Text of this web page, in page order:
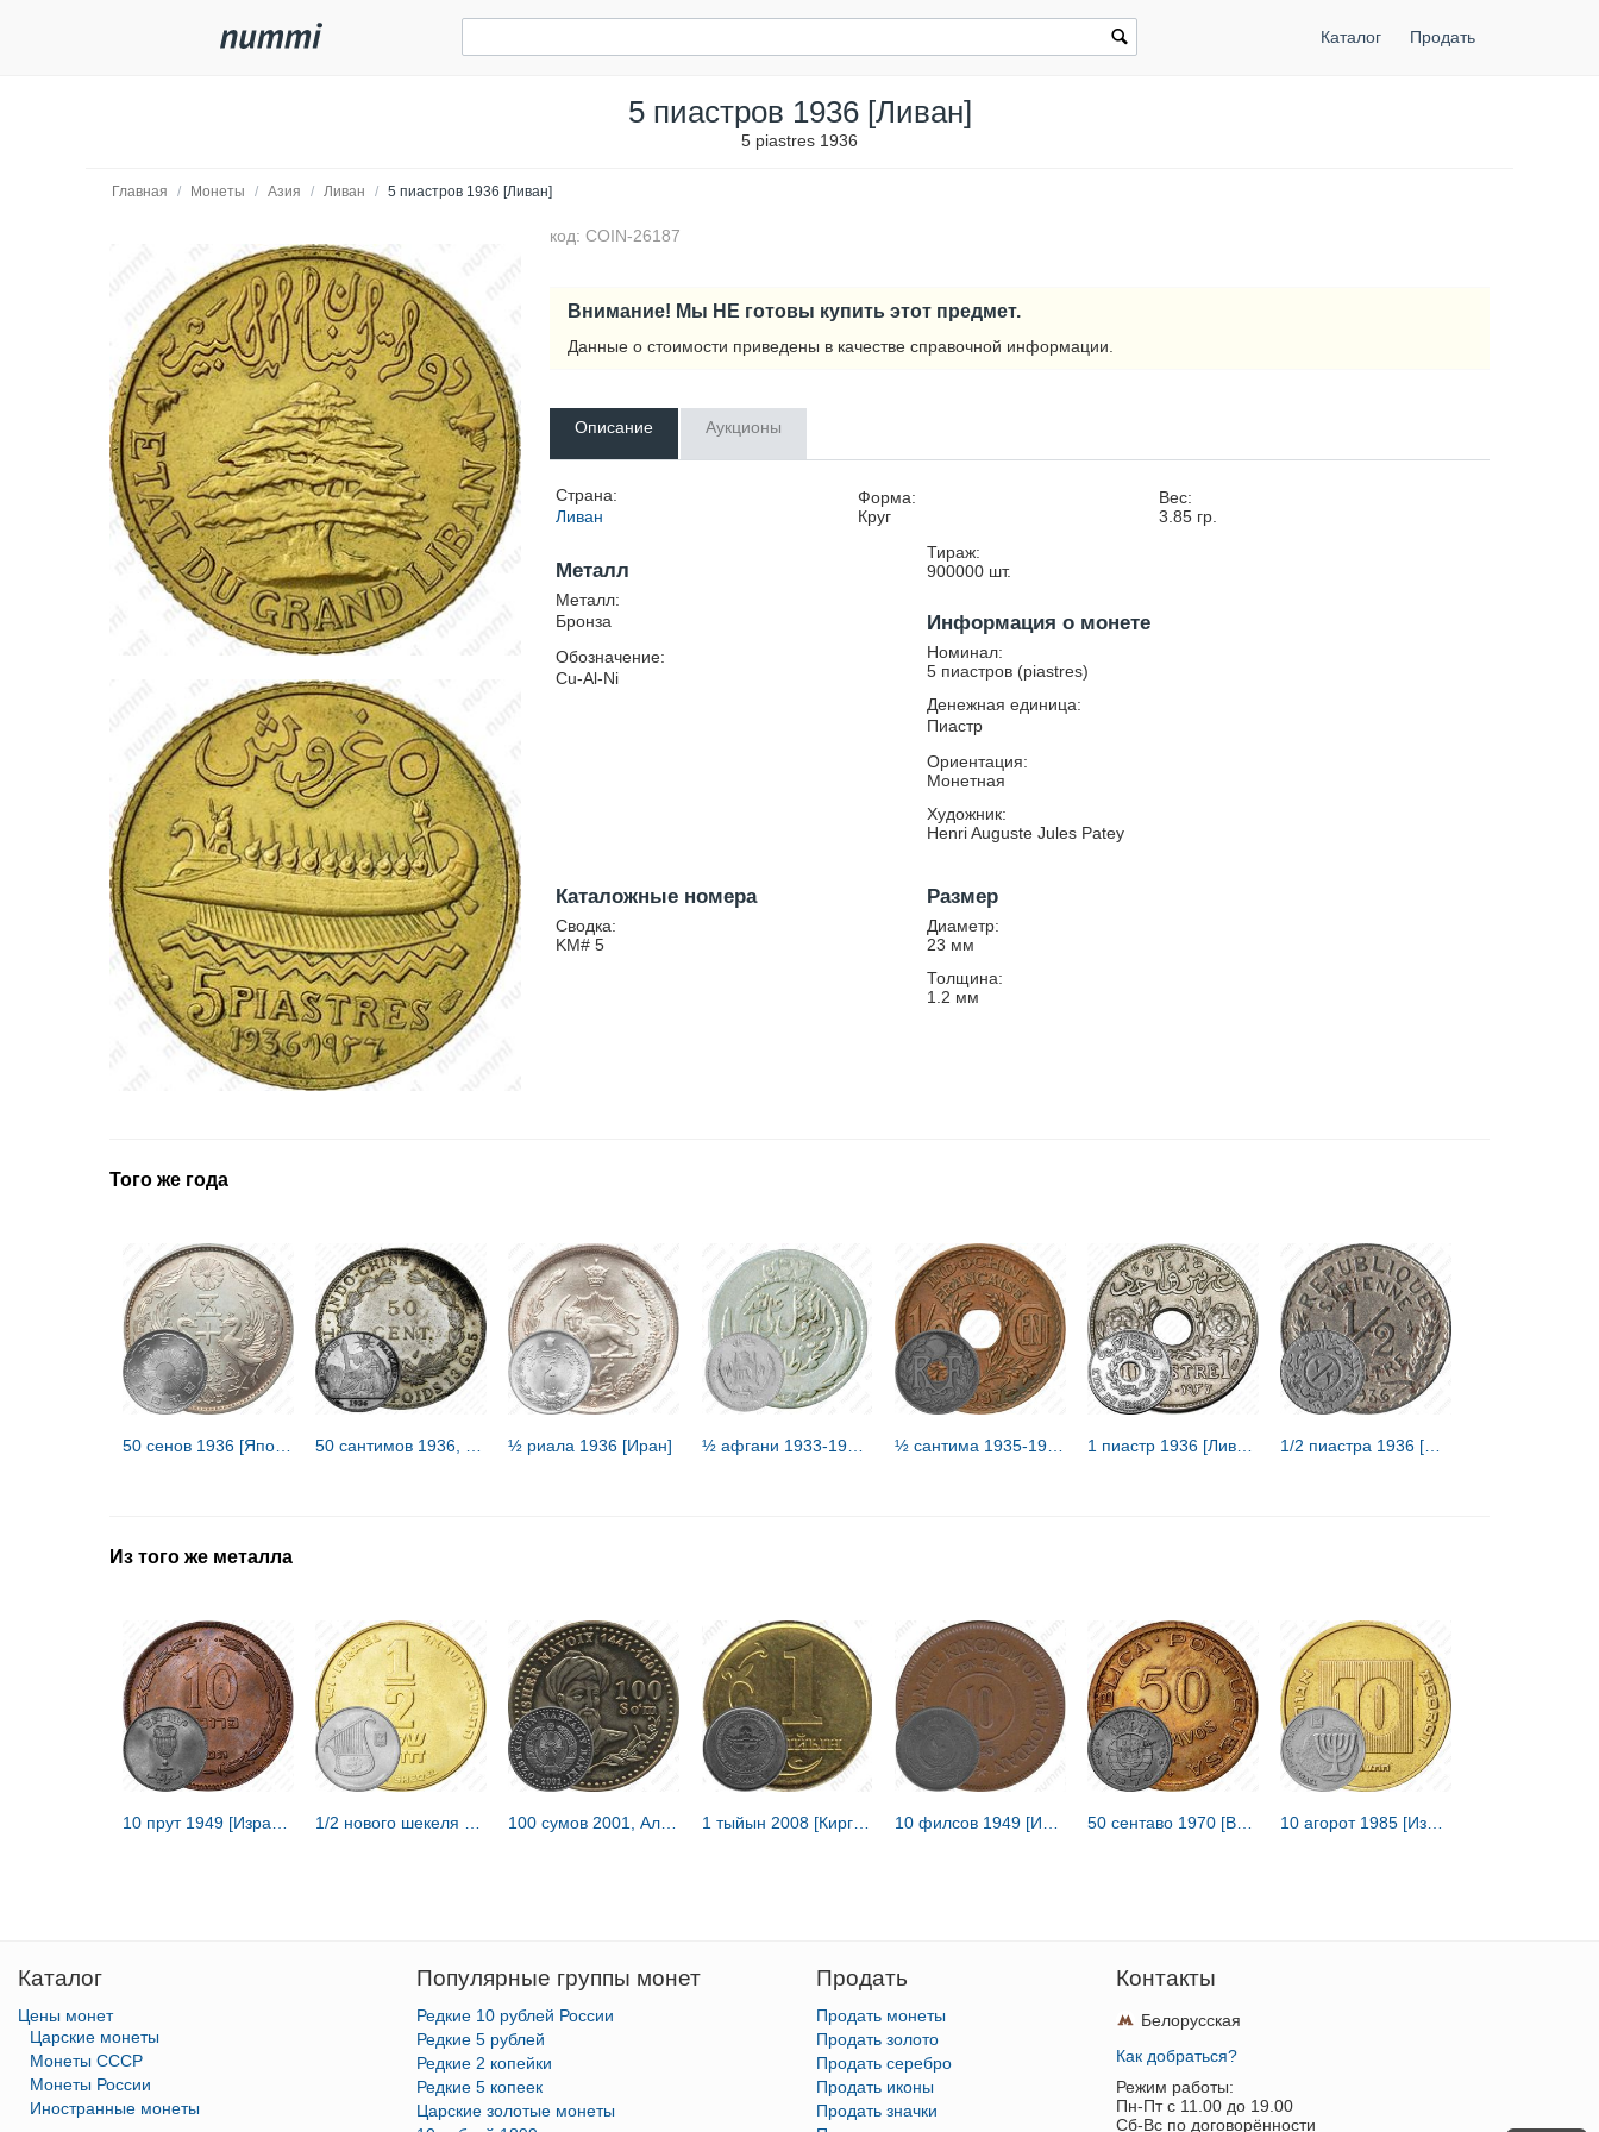
Каталог Продать
5 пиастров 1936 [Ливан]
5 piastres 1936
Главная / Монеты / Азия / Ливан / 5 пиастров 1936 [Ливан]
код: COIN-26187
Внимание! Мы НЕ готовы купить этот предмет.
Данные о стоимости приведены в качестве справочной информации.
Описание Аукционы
Страна:
Ливан
Форма:
Круг
Вес:
3.85 гр.
Тираж:
900000 шт.
Металл
Металл:
Бронза
Обозначение:
Cu-Al-Ni
Информация о монете
Номинал:
5 пиастров (piastres)
Денежная единица:
Пиастр
Ориентация:
Монетная
Художник:
Henri Auguste Jules Patey
Каталожные номера
Сводка:
KM# 5
Размер
Диаметр:
23 мм
Толщина:
1.2 мм
Того же года
½ риала 1936 [Иран] ½ афгани 1933-1937 [Афганистан] ½ сантима 1935-1940 [Французский Индокитай]
Из того же металла
1 тыйын 2008 [Киргизия]
Каталог
Цены монет
Царские монеты
Монеты СССР
Монеты России
Иностранные монеты
Популярные группы монет
Редкие 10 рублей России
Редкие 5 рублей
Редкие 2 копейки
Редкие 5 копеек
Царские золотые монеты
Продать
Продать монеты
Продать золото
Продать серебро
Продать иконы
Продать значки
Контакты
Белорусская
Как добраться?
Режим работы:
Пн-Пт c 11.00 до 19.00
Сб-Вс по договорённости